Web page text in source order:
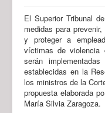
El Superior Tribunal
medidas para
y proteger a
víctimas de violencia
serán
establecidas en la
los ministros de la
propuesta elaborada
María Silvia Zaragoza.